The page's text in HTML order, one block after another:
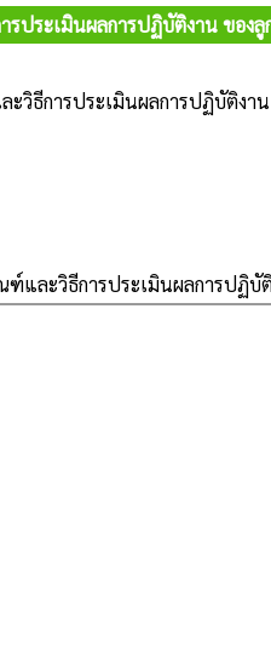
ประเมินผลการปฏิบัติงาน ของ
วิธีการประเมินผลการปฏิบัติงา
ฑ์และวิธีการประเมินผลการปฏิบั